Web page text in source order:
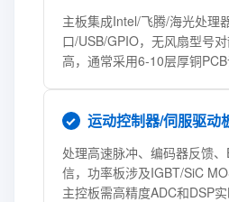
主板集成Intel/飞腾/海光处理
口/USB/GPIO，无风扇型号
高，通常采用6-10层厚铜PCB
运动控制器/伺服驱动
处理高速脉冲、编码器反馈
信，功率板涉及IGBT/SiC
主控板需高精度ADC和DSP实